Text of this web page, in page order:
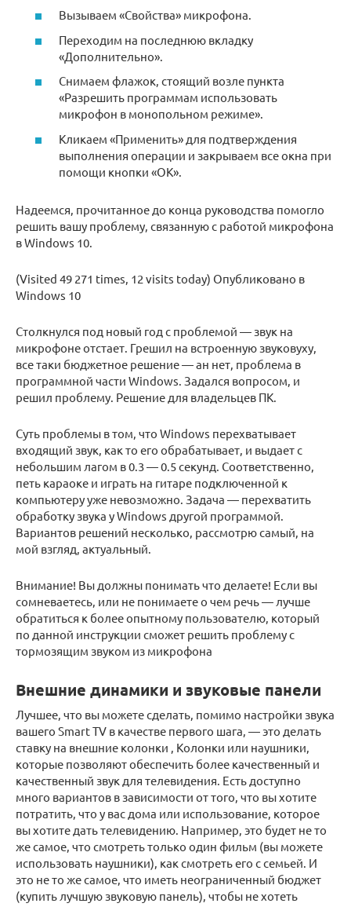
Вызываем «Свойства» микрофона.
Переходим на последнюю вкладку
«Дополнительно».
Снимаем флажок, стоящий возле пункта
«Разрешить программам использовать
микрофон в монопольном режиме».
Кликаем «Применить» для подтверждения
выполнения операции и закрываем все окна при
помощи кнопки «ОК».
Надеемся, прочитанное до конца руководства помогло
решить вашу проблему, связанную с работой микрофона
в Windows 10.
(Visited 49 271 times, 12 visits today) Опубликовано в
Windows 10
Столкнулся под новый год с проблемой — звук на
микрофоне отстает. Грешил на встроенную звуковуху,
все таки бюджетное решение — ан нет, проблема в
программной части Windows. Задался вопросом, и
решил проблему. Решение для владельцев ПК.
Суть проблемы в том, что Windows перехватывает
входящий звук, как то его обрабатывает, и выдает с
небольшим лагом в 0.3 — 0.5 секунд. Соответственно,
петь караоке и играть на гитаре подключенной к
компьютеру уже невозможно. Задача — перехватить
обработку звука у Windows другой программой.
Вариантов решений несколько, рассмотрю самый, на
мой взгляд, актуальный.
Внимание! Вы должны понимать что делаете! Если вы
сомневаетесь, или не понимаете о чем речь — лучше
обратиться к более опытному пользователю, который
по данной инструкции сможет решить проблему с
тормозящим звуком из микрофона
Внешние динамики и звуковые панели
Лучшее, что вы можете сделать, помимо настройки звука
вашего Smart TV в качестве первого шага, — это делать
ставку на внешние колонки , Колонки или наушники,
которые позволяют обеспечить более качественный и
качественный звук для телевидения. Есть доступно
много вариантов в зависимости от того, что вы хотите
потратить, что у вас дома или использование, которое
вы хотите дать телевидению. Например, это будет не то
же самое, что смотреть только один фильм (вы можете
использовать наушники), как смотреть его с семьей. И
это не то же самое, что иметь неограниченный бюджет
(купить лучшую звуковую панель), чтобы не хотеть